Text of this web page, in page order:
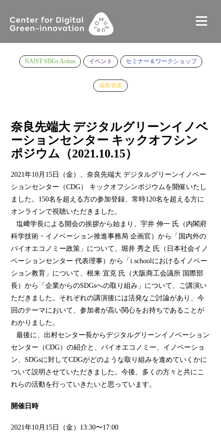
NAIST SDGs Action イベント セミナー＆ワークショップ
成果発表
奈良先端大 デジタルグリーンイノベ
ーションセンター キックオフシン
ポジウム（2021.10.15）
2021年10月15日（金）、奈良先端大 デジタルグリーンイノベー
ションセンター（CDG） キックオフシンポジウムを開催いたし
ました。150名を超える方の参加登録、常時120名を超える方に
オンラインで視聴いただきました。
塩﨑学長による開会の挨拶から始まり、宇井 伸一 氏（内閣府
科学技術・イノベーション推進事務局 企画官）から「国内外の
バイオエコノミー政策」について、堀井 秀之 氏（日本社会イノ
ベーションセンター 代表理事）から「i.schoolにおけるイノベー
ション教育」について、根来 宜克 氏（大阪商工会議所 国際部
長）から「企業からのSDGsへの取り組み」について、ご講演い
ただきました。それぞれの講演後には活発なご討論があり、今
回のテーマにおいて、参加者が高い関心をお持ちであることが
わかりました。
最後に、出村センター長からデジタルグリーンイノベーション
センター（CDG）の紹介と、バイオエコノミー、イノベーショ
ン、SDGsに対してCDGがどのような取り組みを進めていくかに
ついて説明させていただきました。今後、多くの方々と共にこ
れらの活動を行っていきたいと思っています。
開催日時
2021年10月15日（金）13:30〜17:00